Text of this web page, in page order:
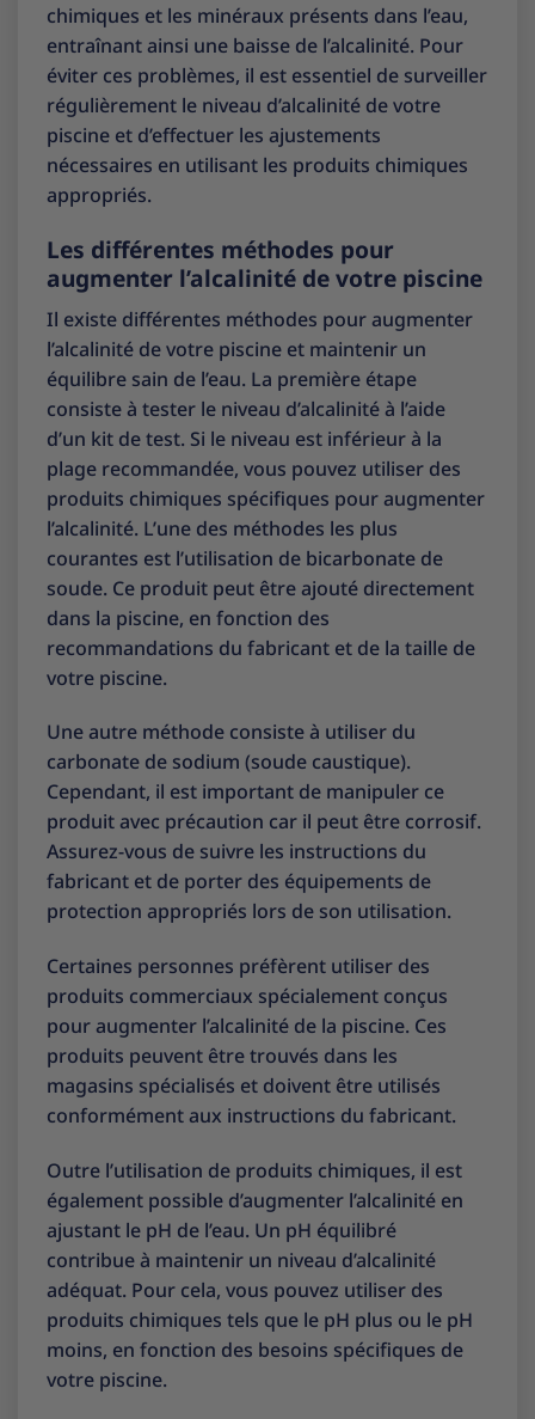
chimiques et les minéraux présents dans l’eau,
entraînant ainsi une baisse de l’alcalinité. Pour
éviter ces problèmes, il est essentiel de surveiller
régulièrement le niveau d’alcalinité de votre
piscine et d’effectuer les ajustements
nécessaires en utilisant les produits chimiques
appropriés.
Les différentes méthodes pour
augmenter l’alcalinité de votre piscine
Il existe différentes méthodes pour augmenter
l’alcalinité de votre piscine et maintenir un
équilibre sain de l’eau. La première étape
consiste à tester le niveau d’alcalinité à l’aide
d’un kit de test. Si le niveau est inférieur à la
plage recommandée, vous pouvez utiliser des
produits chimiques spécifiques pour augmenter
l’alcalinité. L’une des méthodes les plus
courantes est l’utilisation de bicarbonate de
soude. Ce produit peut être ajouté directement
dans la piscine, en fonction des
recommandations du fabricant et de la taille de
votre piscine.
Une autre méthode consiste à utiliser du
carbonate de sodium (soude caustique).
Cependant, il est important de manipuler ce
produit avec précaution car il peut être corrosif.
Assurez-vous de suivre les instructions du
fabricant et de porter des équipements de
protection appropriés lors de son utilisation.
Certaines personnes préfèrent utiliser des
produits commerciaux spécialement conçus
pour augmenter l’alcalinité de la piscine. Ces
produits peuvent être trouvés dans les
magasins spécialisés et doivent être utilisés
conformément aux instructions du fabricant.
Outre l’utilisation de produits chimiques, il est
également possible d’augmenter l’alcalinité en
ajustant le pH de l’eau. Un pH équilibré
contribue à maintenir un niveau d’alcalinité
adéquat. Pour cela, vous pouvez utiliser des
produits chimiques tels que le pH plus ou le pH
moins, en fonction des besoins spécifiques de
votre piscine.